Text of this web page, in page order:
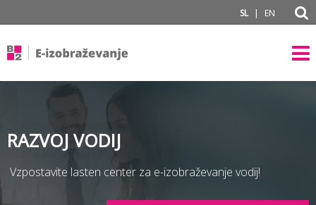
SL | EN
RAZVOJ VODIJ
Vzpostavite lasten center za e-izobraževanje vodij!